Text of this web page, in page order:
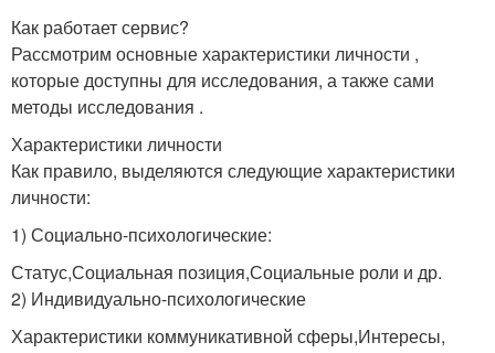
Как работает сервис?
Рассмотрим основные характеристики личности ,
которые доступны для исследования, а также сами
методы исследования .
Характеристики личности
Как правило, выделяются следующие характеристики
личности:
1) Социально-психологические:
Статус,Социальная позиция,Социальные роли и др.
2) Индивидуально-психологические
Характеристики коммуникативной сферы,Интересы,